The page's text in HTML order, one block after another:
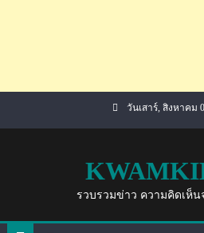
วันเสาร์, สิงหาคม
รวบรวมข่าว ความคิดเห็